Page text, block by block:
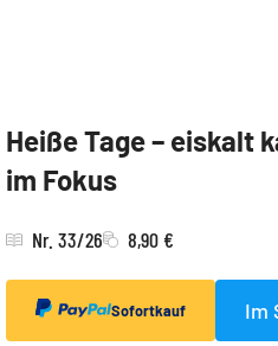
Heiße Tage – eiskalt
im Fokus
Nr. 33/26 8,90 €
Sofortkauf Im